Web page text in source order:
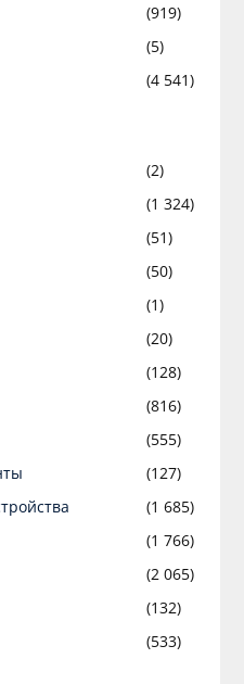
(919)
(5)
(4 541)
(2)
(1 324)
(51)
(50)
(1)
(20)
(128)
(816)
(555)
(127)
(1 685)
(1 766)
(2 065)
(132)
(533)